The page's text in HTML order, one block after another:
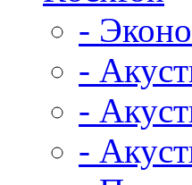
-
-
-
-